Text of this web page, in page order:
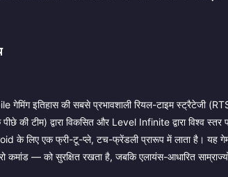
इतिहास की सबसे प्रभावशाली रियल-टाइम स्ट्रैटेजी
की टीम) द्वारा विकसित और Level Infinite द्वारा विश्व
के लिए एक फ्री-टू-प्ले, टच-फ्रेंडली प्रारूप में लाता है।
कमांड — को सुरक्षित रखता है, जबकि एलायंस-आधारित